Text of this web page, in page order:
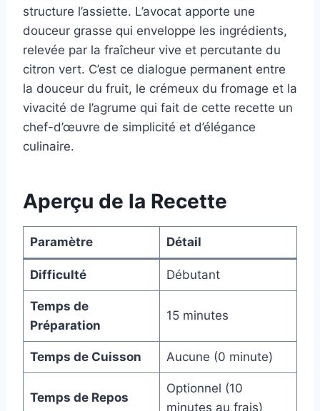
structure l’assiette. L’avocat apporte une
douceur grasse qui enveloppe les ingrédients,
relevée par la fraîcheur vive et percutante du
citron vert. C’est ce dialogue permanent entre
la douceur du fruit, le crémeux du fromage et la
vivacité de l’agrume qui fait de cette recette un
chef-d’œuvre de simplicité et d’élégance
culinaire.
Aperçu de la Recette
Paramètre Détail
Difficulté Débutant
Temps de
Préparation
15 minutes
Temps de Cuisson Aucune (0 minute)
Temps de Repos
Optionnel (10
minutes au frais)